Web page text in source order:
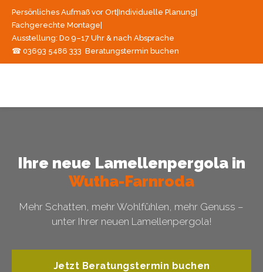
Persönliches Aufmaß vor Ort Individuelle Planung
Fachgerechte Montage
Ausstellung: Do 9–17 Uhr & nach Absprache
☎ 03693 5486 333 Beratungstermin buchen
Ihre neue Lamellenpergola in
Wutha-Farnroda
Mehr Schatten, mehr Wohlfühlen, mehr Genuss –
unter Ihrer neuen Lamellenpergola!
Jetzt Beratungstermin buchen